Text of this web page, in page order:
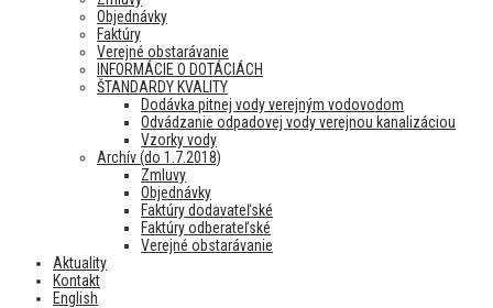
Objednávky
Faktúry
Verejné obstarávanie
INFORMÁCIE O DOTÁCIÁCH
ŠTANDARDY KVALITY
Dodávka pitnej vody verejným vodovodom
Odvádzanie odpadovej vody verejnou kanalizáciou
Vzorky vody
Archív (do 1.7.2018)
Zmluvy
Objednávky
Faktúry dodavateľské
Faktúry odberateľské
Verejné obstarávanie
Aktuality
Kontakt
English